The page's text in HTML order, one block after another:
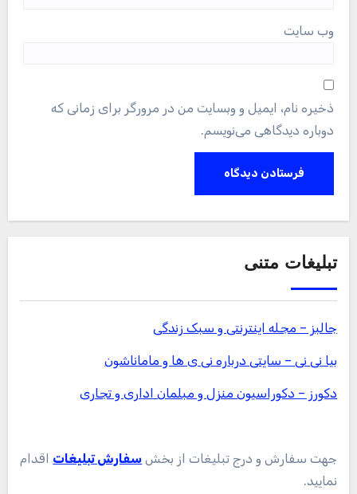
وب‌ سایت
ذخیره نام، ایمیل و وبسایت من در مرورگر برای زمانی که
دوباره دیدگاهی می‌نویسم.
تبلیغات متنی
جالبز – مجله اینترنتی و سبک زندگی
بیا نی نی – سایتی درباره نی ی ها و ماماناشون
دکورز – دکوراسیون منزل و مبلمان اداری و تجاری
جهت سفارش و درج تبلیغات از بخش سفارش تبلیغات اقدام
نمایید.